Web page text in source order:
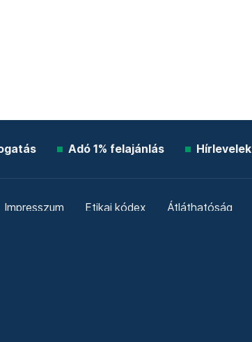
Adó 1% felajánlás Hírlevelek
Impresszum Etikai kódex Átláthatóság